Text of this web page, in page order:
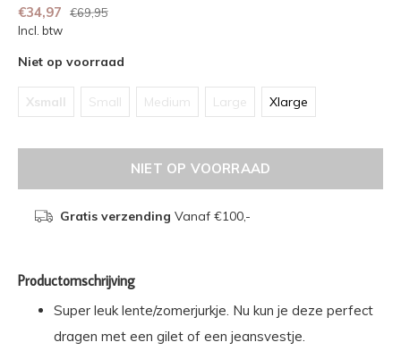
€34,97
€69,95
Incl. btw
Niet op voorraad
Xsmall Small Medium Large Xlarge
NIET OP VOORRAAD
Gratis verzending Vanaf €100,-
Productomschrijving
Super leuk lente/zomerjurkje. Nu kun je deze perfect
dragen met een gilet of een jeansvestje.